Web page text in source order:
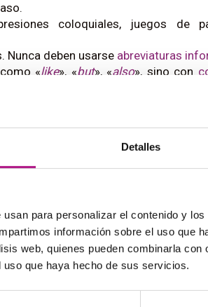
Detalles
para personalizar el contenido y
información sobre el uso que
web, quienes pueden combinarla
que haya hecho de sus servicios.
coloquiales, juegos de
Nunca deben usarse abreviaturas
«like», «but», «also», sino con
cantidad de omisiones posible y
de difusión. Es menos
emocionalidad que lo caracterizan.
lo que es ideal para: